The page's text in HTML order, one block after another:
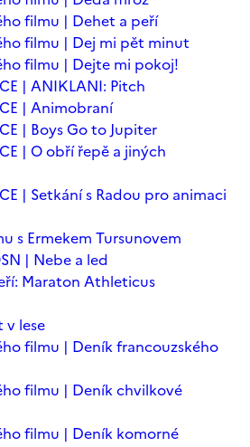
filmu | Dehet a peří
filmu | Dej mi pět minut
filmu | Dejte mi pokoj!
| ANIKLANI: Pitch
| Animobraní
| Boys Go to Jupiter
| O obří řepě a jiných
| Setkání s Radou pro animaci
s Ermekem Tursunovem
| Nebe a led
Maraton Athleticus
v lese
filmu | Deník francouzského
filmu | Deník chvilkové
filmu | Deník komorné